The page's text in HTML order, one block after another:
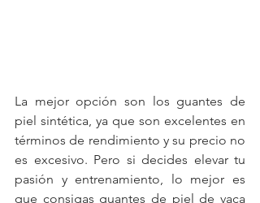
La mejor opción son los guantes de
piel sintética, ya que son excelentes en
términos de rendimiento y su precio no
es excesivo. Pero si decides elevar tu
pasión y entrenamiento, lo mejor es
que consigas guantes de piel de vaca